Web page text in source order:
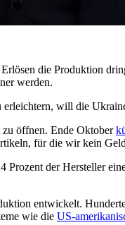
die Produktion
werden.
will die
öffnen. Ende Oktober
für die wir kein
der Hersteller
entwickelt.
wie die US-